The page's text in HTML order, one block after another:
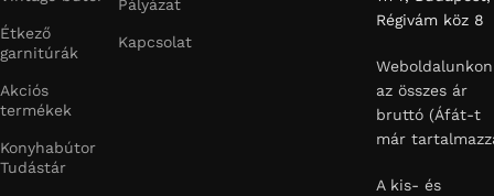
Étkező
garnitúrák
Akciós
termékek
Konyhabútor
Tudástár
Pályázat
Kapcsolat
Régivám köz 8
Weboldalunkon
az összes ár
bruttó (Áfát-t
már
A kis- és